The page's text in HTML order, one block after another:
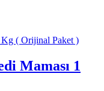
Maması 1